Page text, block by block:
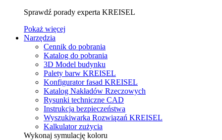
Sprawdź porady experta KREISEL
Pokaż więcej
Narzędzia
Cennik do pobrania
Katalog do pobrania
3D Model budynku
Palety barw KREISEL
Konfigurator fasad KREISEL
Katalog Nakładów Rzeczowych
Rysunki techniczne CAD
Instrukcja bezpieczeństwa
Wyszukiwarka Rozwiązań KREISEL
Kalkulator zużycia
Wykonaj symulację koloru